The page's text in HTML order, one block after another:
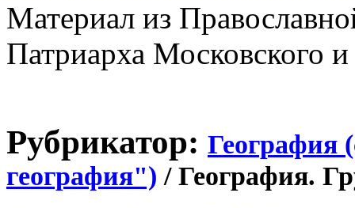
Материал из
Патриарха Московского
Рубрикатор: География
география") / География.